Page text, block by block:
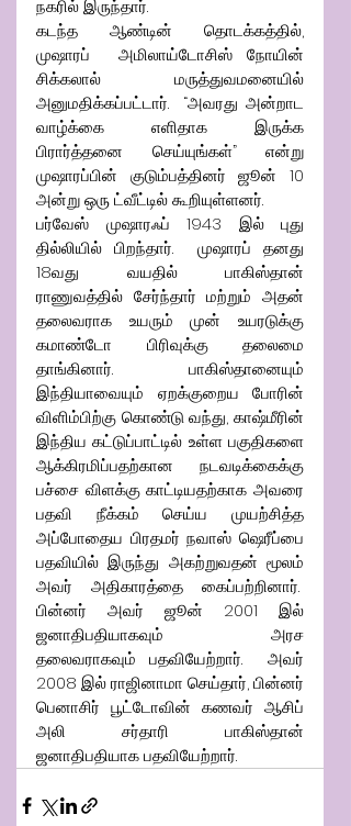
நகரில் இருந்தார்.
கடந்த ஆண்டின் தொடக்கத்தில்,
முஷாரப்  அமிலாய்டோசிஸ் நோயின்
சிக்கலால் மருத்துவமனையில்
அனுமதிக்கப்பட்டார்.  “அவரது அன்றாட
வாழ்க்கை எளிதாக இருக்க
பிரார்த்தனை செய்யுங்கள்” என்று
முஷாரப்பின் குடும்பத்தினர் ஜூன் 10
அன்று ஒரு ட்வீட்டில் கூறியுள்ளனர்.
பர்வேஸ் முஷாரஃப் 1943 இல் புது
தில்லியில் பிறந்தார்.  முஷாரப் தனது
18வது வயதில் பாகிஸ்தான்
ராணுவத்தில் சேர்ந்தார் மற்றும் அதன்
தலைவராக உயரும் முன் உயரடுக்கு
கமாண்டோ பிரிவுக்கு தலைமை
தாங்கினார்.  பாகிஸ்தானையும்
இந்தியாவையும் ஏறக்குறைய போரின்
விளிம்பிற்கு கொண்டு வந்து, காஷ்மீரின்
இந்திய கட்டுப்பாட்டில் உள்ள பகுதிகளை
ஆக்கிரமிப்பதற்கான நடவடிக்கைக்கு
பச்சை விளக்கு காட்டியதற்காக அவரை
பதவி நீக்கம் செய்ய முயற்சித்த
அப்போதைய பிரதமர் நவாஸ் ஷெரீப்பை
பதவியில் இருந்து அகற்றுவதன் மூலம்
அவர் அதிகாரத்தை கைப்பற்றினார்.
பின்னர் அவர் ஜூன் 2001 இல்
ஜனாதிபதியாகவும் அரச
தலைவராகவும் பதவியேற்றார்.  அவர்
2008 இல் ராஜினாமா செய்தார், பின்னர்
பெனாசிர் பூட்டோவின் கணவர் ஆசிப்
அலி சர்தாரி பாகிஸ்தான்
ஜனாதிபதியாக பதவியேற்றார்.